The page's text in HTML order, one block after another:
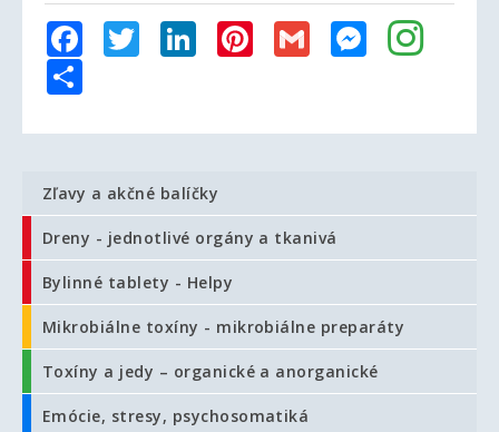
FacebookTwitterLinkedInPinterest
Gmail Messenger
Zľavy a akčné balíčky
Dreny - jednotlivé orgány a tkanivá
Bylinné tablety - Helpy
Mikrobiálne toxíny - mikrobiálne preparáty
Toxíny a jedy – organické a anorganické
Emócie, stresy, psychosomatiká